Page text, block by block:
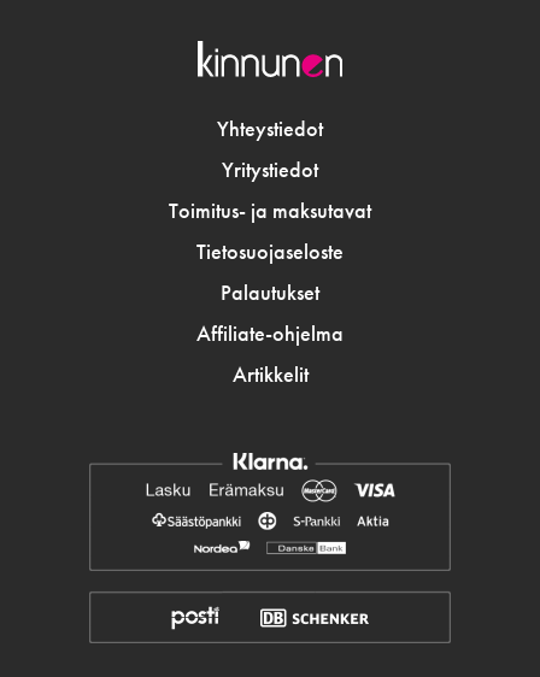
Yhteystiedot
Yritystiedot
Toimitus- ja maksutavat
Tietosuojaseloste
Palautukset
Affiliate-ohjelma
Artikkelit